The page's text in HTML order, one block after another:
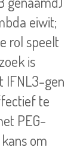
eiwit;
rol speelt
is
IFNL3-gen
te
PEG-
om